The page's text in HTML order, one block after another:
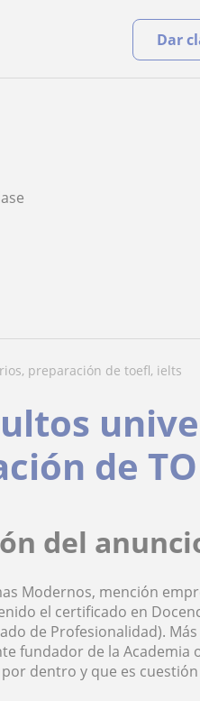
Dar
preparación de toefl, ielts
de
del
Modernos, mención
el certificado en
de Profesionalidad).
fundador de la Academia
dentro y que es